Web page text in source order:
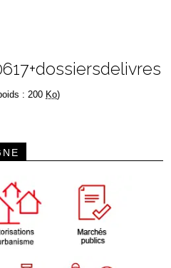
: 200 Ko)